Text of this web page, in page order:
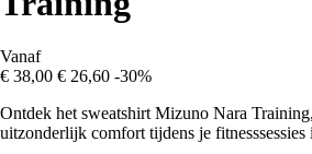
Vanaf
€ 38,00 € 26,60 -30%
Ontdek het sweatshirt Mizuno Nara
uitzonderlijk comfort tijdens je fitnesssessies